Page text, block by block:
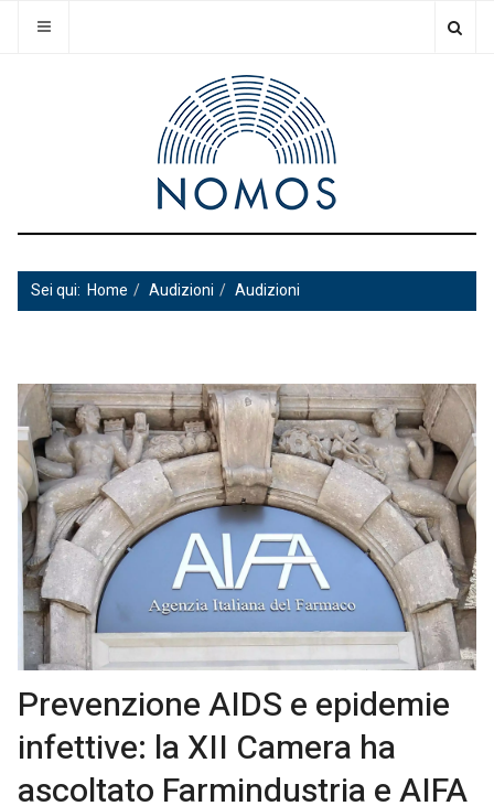
Sei qui: Home Audizioni Audizioni
Prevenzione AIDS e epidemie
infettive: la XII Camera ha
ascoltato Farmindustria e AIFA